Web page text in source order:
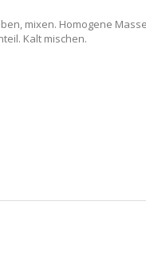
mixen. Homogene
Kalt mischen.